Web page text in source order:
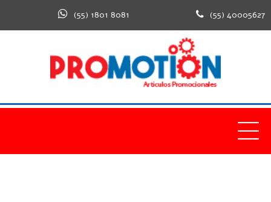
(55) 1801 8081 (55) 40005627